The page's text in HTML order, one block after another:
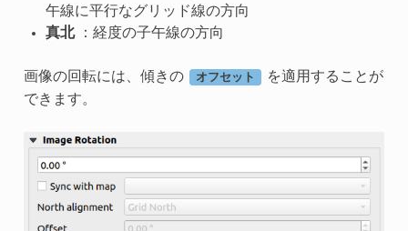
午線に平行なグリッド線の方向
真北：経度の子午線の方向
画像の回転には、傾きの オフセット
を適用することが
できます。